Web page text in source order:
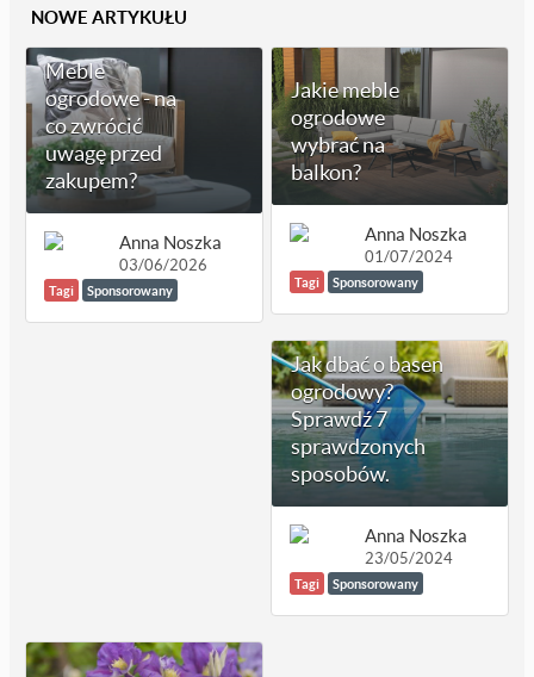
NOWE ARTYKUŁU
Meble
ogrodowe - na
co zwrócić
uwagę przed
zakupem?
Anna Noszka
03/06/2026
Tagi Sponsorowany
Jakie meble
ogrodowe
wybrać na
balkon?
Anna Noszka
01/07/2024
Tagi Sponsorowany
Jak dbać o basen
ogrodowy?
Sprawdź 7
sprawdzonych
sposobów.
Anna Noszka
23/05/2024
Tagi Sponsorowany